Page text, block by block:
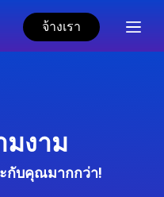
จ้างเรา
มงาม
ะกับคุณมากกว่า!